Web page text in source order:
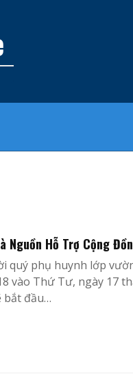
Nguồn Hỗ Trợ Cộng
quý phụ huynh lớp
vào Thứ Tư, ngày 17
bắt đầu…